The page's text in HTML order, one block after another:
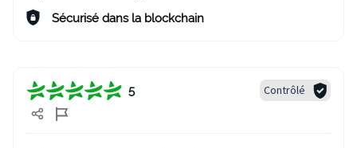
Sécurisé dans la blockchain
5 Contrôlé